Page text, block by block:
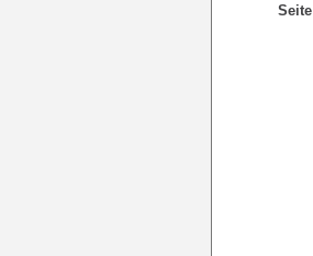
Seite